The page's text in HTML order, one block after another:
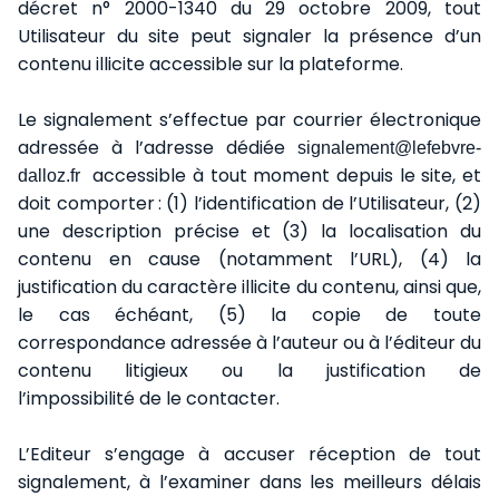
décret n° 2000-1340 du 29 octobre 2009, tout
Utilisateur du site peut signaler la présence d’un
contenu illicite accessible sur la plateforme.
Le signalement s’effectue par courrier électronique
adressée à l’adresse dédiée
signalement@lefebvre-
dalloz.fr
accessible à tout moment depuis le site, et
doit comporter: (1) l’identification de l’Utilisateur, (2)
une description précise et (3) la localisation du
contenu en cause (notamment l’URL), (4) la
justification du caractère illicite du contenu, ainsi que,
le caséchéant, (5) la copie de toute
correspondance adresséeà l’auteur ouà l’éditeur du
contenu litigieux ou la justification de
l’impossibilitéde le contacter.
L’Editeur s’engage à accuser réception de tout
signalement, à l’examiner dans les meilleurs délais